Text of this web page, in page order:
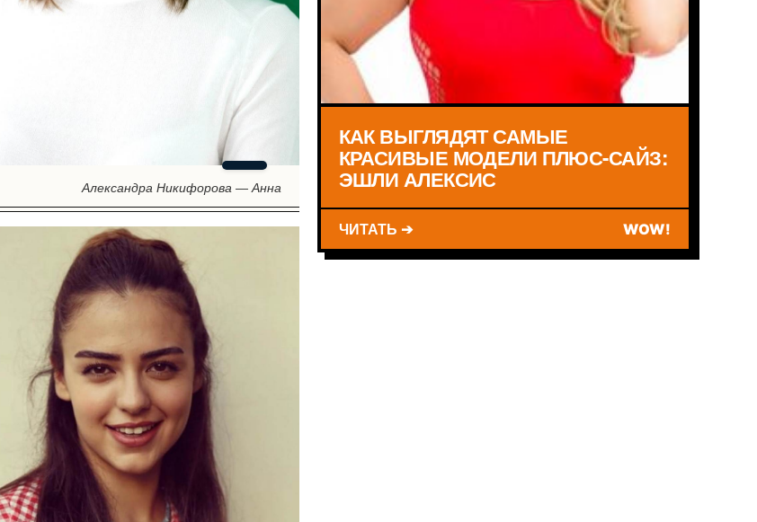
Александра Никифорова — Анна
КАК ВЫГЛЯДЯТ САМЫЕ
КРАСИВЫЕ МОДЕЛИ ПЛЮС-САЙЗ:
ЭШЛИ АЛЕКСИС
ЧИТАТЬ ➔ WOW!